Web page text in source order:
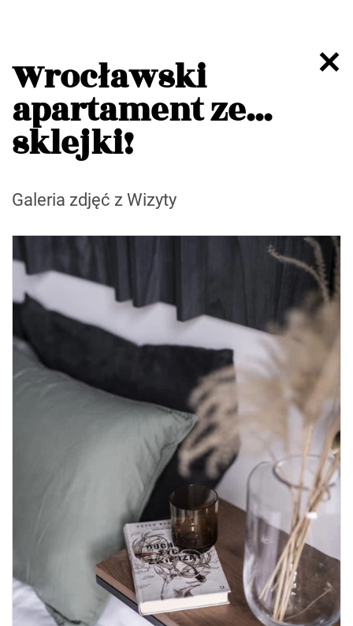
Wrocławski
apartament ze...
sklejki!
Galeria zdjęć z Wizyty